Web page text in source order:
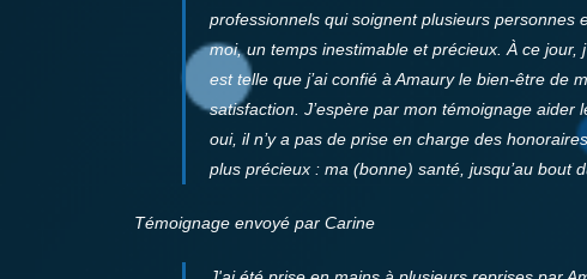
professionnels qui soignent plusieurs
moi, un temps inestimable et précieux. À ce jour,
est telle que j’ai confié à Amaury le bien-être de
satisfaction. J’espère par mon témoignage
oui, il n’y a pas de prise en charge des
plus précieux : ma (bonne) santé, jusqu’au bout
Témoignage envoyé par Carine